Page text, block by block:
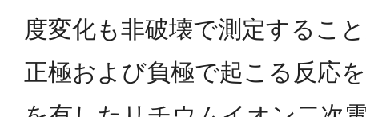
度変化も非破壊で測定するこ
正極および負極で起こる反応